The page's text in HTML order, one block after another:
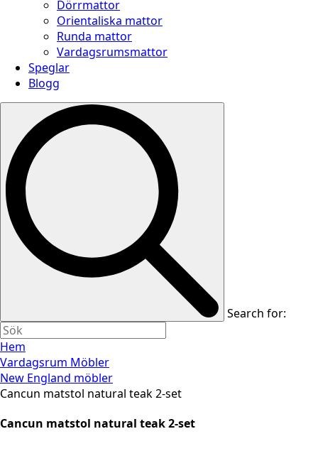
Dörrmattor
Orientaliska mattor
Runda mattor
Vardagsrumsmattor
Speglar
Blogg
Search for:
Hem
Vardagsrum Möbler
New England möbler
Cancun matstol natural teak 2-set
Cancun matstol natural teak 2-set